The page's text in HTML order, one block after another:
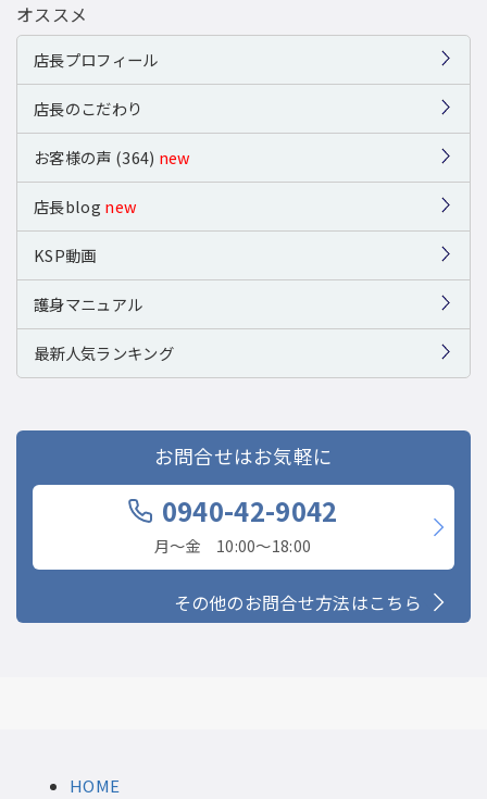
オススメ
店長プロフィール
店長のこだわり
お客様の声 (364) new
店長blog new
KSP動画
護身マニュアル
最新人気ランキング
お問合せはお気軽に
0940-42-9042
月〜金 10:00〜18:00
その他のお問合せ方法はこちら
HOME